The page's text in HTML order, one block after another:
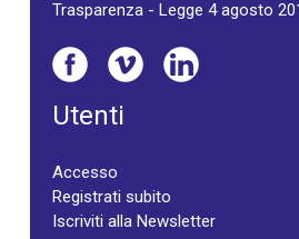
Trasparenza - Legge 4 agosto
Utenti
Accesso
Registrati subito
Iscriviti alla Newsletter